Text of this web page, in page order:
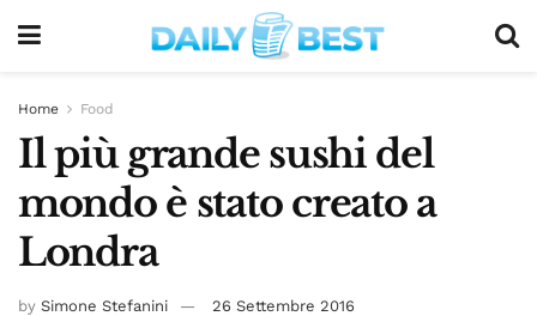
Home Food
Il più grande sushi del
mondo è stato creato a
Londra
by Simone Stefanini 26 Settembre 2016